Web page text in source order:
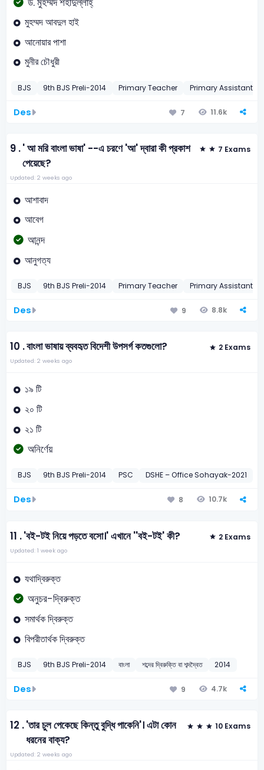
মুহম্মদ আবদুল হাই
আনোয়ার পাশা
মুনীর চৌধুরী
BJS 9th BJS Preli-2014 Primary Teacher Primary Assistant
Des 7 11.6k
9 .' আ মরি বাংলা ভাষা' --এ চরণে 'আ' দ্বারা কী প্রকাশ
পেয়েছে?
7 Exams
Updated: 2 weeks ago
আশাবাদ
আবেগ
আনন্দ
আনুগত্য
BJS 9th BJS Preli-2014 Primary Teacher Primary Assistant
Des 9 8.8k
10 .বাংলা ভাষায় ব্যবহৃত বিদেশী উপসর্গ কতগুলো? 2 Exams
Updated: 2 weeks ago
১৯ টি
২০ টি
২১ টি
অনির্ণেয়
BJS 9th BJS Preli-2014 PSC DSHE – Office Sohayak-2021
Des 8 10.7k
11 .'বই-টই নিয়ে পড়তে বসো।' এখানে ''বই-টই' কী? 2 Exams
Updated: 1 week ago
যথাদ্বিরুক্ত
অনুচর-দ্বিরুক্ত
সমার্থক দ্বিরুক্ত
বিপরীতার্থক দ্বিরুক্ত
BJS 9th BJS Preli-2014 বাংলা শব্দের দ্বিরুক্তি বা শব্দদ্বৈত 2014
Des 9 4.7k
12 .'তার চুল পেকেছে কিন্তু বুদ্ধি পাকেনি'। এটা কোন
ধরনের বাক্য?
10 Exams
Updated: 2 weeks ago